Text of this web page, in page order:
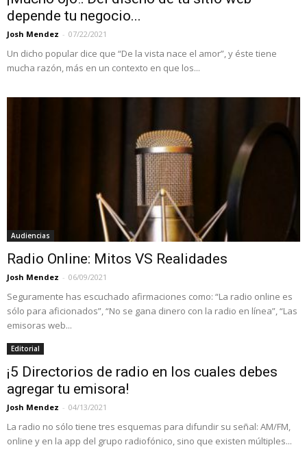
depende tu negocio...
Josh Mendez - 07/22/2021
Un dicho popular dice que “De la vista nace el amor”, y éste tiene
mucha razón, más en un contexto en que los...
Audiencias
Radio Online: Mitos VS Realidades
Josh Mendez - 06/09/2021
Seguramente has escuchado afirmaciones como: “La radio online es
sólo para aficionados”, “No se gana dinero con la radio en línea”, “Las
emisoras web...
Editorial
¡5 Directorios de radio en los cuales debes
agregar tu emisora!
Josh Mendez - 04/13/2021
La radio no sólo tiene tres esquemas para difundir su señal: AM/FM,
online y en la app del grupo radiofónico, sino que existen múltiples...